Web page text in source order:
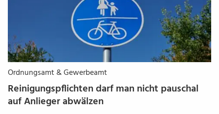
Ordnungsamt & Gewerbeamt
Reinigungspflichten darf man nicht pauschal
auf Anlieger abwälzen